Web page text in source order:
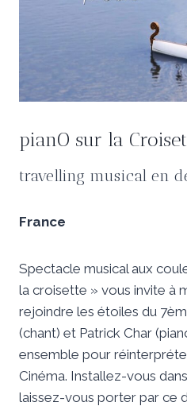
pianO sur la
travelling musical en
France
Spectacle musical aux
la croisette » vous invite à
rejoindre les étoiles du
(chant) et Patrick Char
ensemble pour
Cinéma. Installez-vous
laissez-vous porter par ce